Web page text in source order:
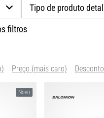
Tipo de produto
filtros
Preço (mais caro) Desconto
Novo